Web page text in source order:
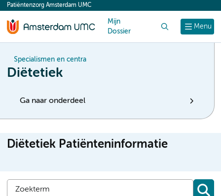
content
Menu
Patiëntenzorg Amsterdam UMC
Mijn
Dossier
Specialismen en centra
Diëtetiek
Ga naar onderdeel
Diëtetiek Patiënteninformatie